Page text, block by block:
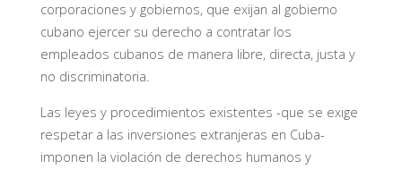
corporaciones y gobiernos, que exijan al gobierno
cubano ejercer su derecho a contratar los
empleados cubanos de manera libre, directa, justa y
no discriminatoria.
Las leyes y procedimientos existentes -que se exige
respetar a las inversiones extranjeras en Cuba-
imponen la violación de derechos humanos y